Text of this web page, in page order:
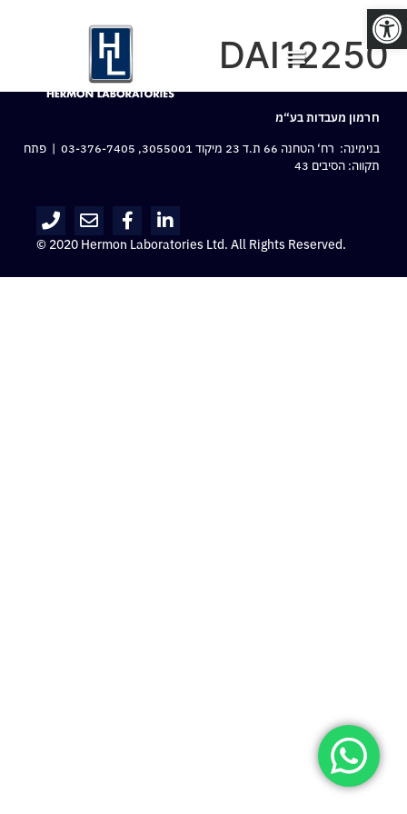
פתח סרגל נגישות
DAI12250
חרמון מעבדות בע“מ
בנימינה: רח‘ הטחנה 66 ת.ד 23 מיקוד 3055001,
03-376-7405 | פתח
תקווה: הסיבים 43
© 2020 Hermon Laboratories Ltd. All Rights Reserved.